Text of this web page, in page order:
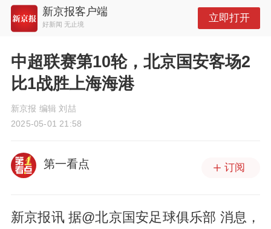
新京报客户端
好新闻 无止境
立即打开
中超联赛第10轮，北京国安客场2
比1战胜上海海港
新京报 编辑 刘喆
2025-05-01 21:58
第一看点 订阅
新京报讯 据@北京国安足球俱乐部 消息，